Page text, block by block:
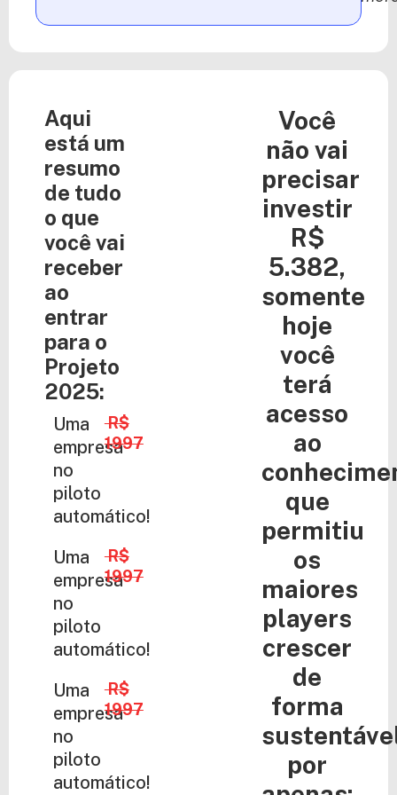
Aqui
está um
resumo
de tudo
o que
você vai
receber
ao
entrar
para o
Projeto
2025:
Uma
empresa
no
piloto
automático!
R$
1997
Uma
empresa
no
piloto
automático!
R$
1997
Uma
empresa
no
piloto
automático!
R$
1997
Você
não vai
precisar
investir
R$
5.382,
somente
hoje
você
terá
acesso
ao
que
permitiu
os
maiores
players
crescer
de
forma
por